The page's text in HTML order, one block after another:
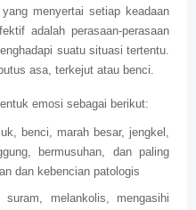
menyertai setiap keadaan
adalah perasaan-perasaan
suatu situasi tertentu.
asa, terkejut atau benci.
emosi sebagai berikut:
benci, marah besar, jengkel,
bermusuhan, dan paling
dan kebencian patologis
suram, melankolis, mengasihi